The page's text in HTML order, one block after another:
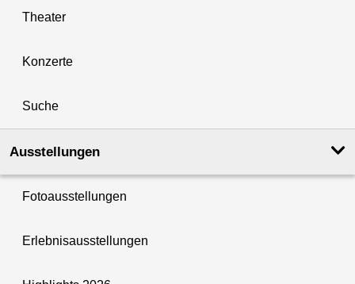
Theater
Konzerte
Suche
Ausstellungen
Fotoausstellungen
Erlebnisausstellungen